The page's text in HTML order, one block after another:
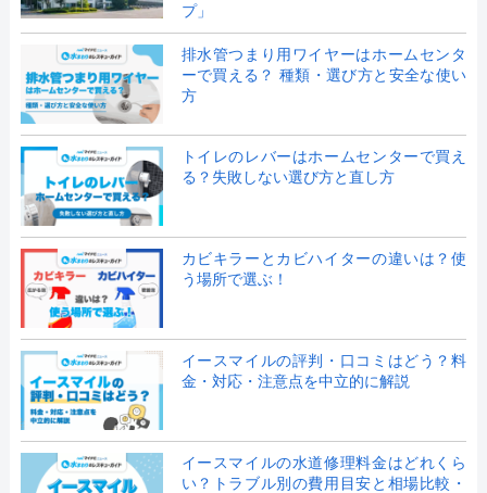
プ」
排水管つまり用ワイヤーはホームセンタ
ーで買える？ 種類・選び方と安全な使い
方
トイレのレバーはホームセンターで買え
る？失敗しない選び方と直し方
カビキラーとカビハイターの違いは？使
う場所で選ぶ！
イースマイルの評判・口コミはどう？料
金・対応・注意点を中立的に解説
イースマイルの水道修理料金はどれくら
い？トラブル別の費用目安と相場比較・